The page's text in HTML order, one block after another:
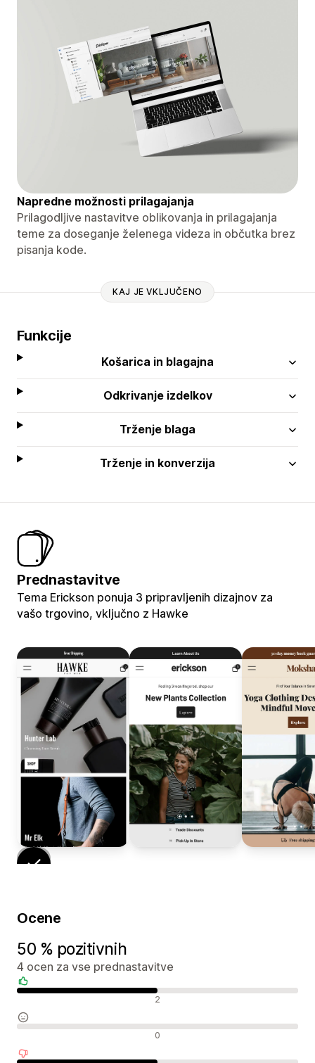
Napredne možnosti prilagajanja
Prilagodljive nastavitve oblikovanja in prilagajanja
teme za doseganje želenega videza in občutka brez
pisanja kode.
KAJ JE VKLJUČENO
Funkcije
Košarica in blagajna
Odkrivanje izdelkov
Trženje blaga
Trženje in konverzija
Prednastavitve
Tema Erickson ponuja 3 pripravljenih dizajnov za
vašo trgovino, vključno z Hawke
Ocene
50 % pozitivnih
4 ocen za vse prednastavitve
2
0